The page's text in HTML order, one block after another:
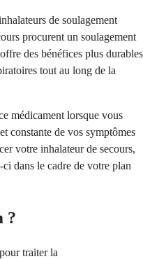
de soulagement
procurent un soulagement
des bénéfices plus durables
tout au long de la
médicament lorsque vous
constante de vos symptômes
votre inhalateur de secours,
dans le cadre de votre plan
?
traiter la